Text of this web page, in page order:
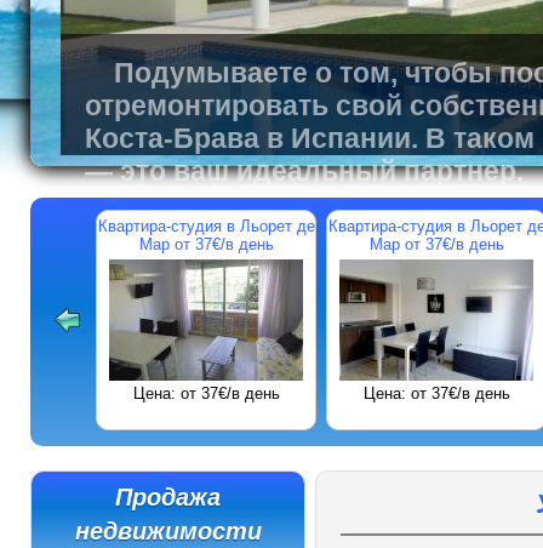
Подумываете о том, чтобы
отремонтировать свой
Коста-Брава в Испании. В
— это ваш идеальный партнер.
Квартира-студия в Льорет де
Мар от 37€/в день
Цена: от 37€/в день
Квартира-студия в Льорет
Мар от 37€/в день
Цена: от 37€/в день
Продажа
недвижимости